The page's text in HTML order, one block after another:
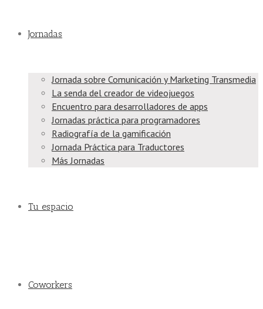
Jornadas
Jornada sobre Comunicación y Marketing Transmedia
La senda del creador de videojuegos
Encuentro para desarrolladores de apps
Jornadas práctica para programadores
Radiografía de la gamificación
Jornada Práctica para Traductores
Más Jornadas
Tu espacio
Coworkers